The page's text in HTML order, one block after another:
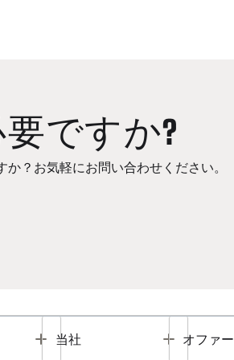
ですか?
か？お気軽にお問い合わせください。
Toggle
当社 Toggle
オファー